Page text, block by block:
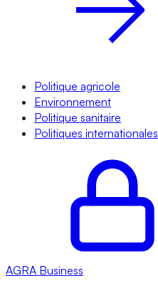
Politique agricole
Environnement
Politique sanitaire
Politiques internationales
AGRA Business